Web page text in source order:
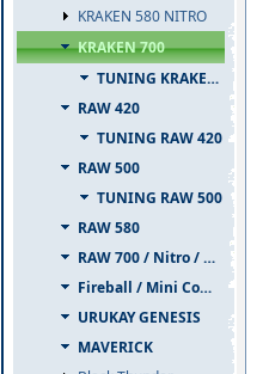
KRAKEN 580 NITRO
KRAKEN 700
TUNING KRAKEN 700
RAW 420
TUNING RAW 420
RAW 500
TUNING RAW 500
RAW 580
RAW 700 / Nitro / PIUMA
Fireball / Mini Comet
URUKAY GENESIS
MAVERICK